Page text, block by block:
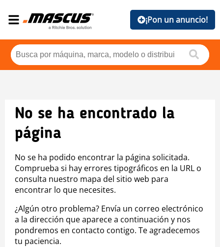
¡Pon un anuncio!
No se ha encontrado la
página
No se ha podido encontrar la página solicitada.
Comprueba si hay errores tipográficos en la URL o
consulta nuestro mapa del sitio web para
encontrar lo que necesites.
¿Algún otro problema? Envía un correo electrónico
a la dirección que aparece a continuación y nos
pondremos en contacto contigo. Te agradecemos
tu paciencia.